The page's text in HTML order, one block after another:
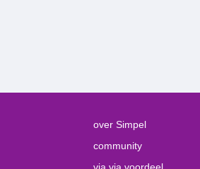
over Simpel
community